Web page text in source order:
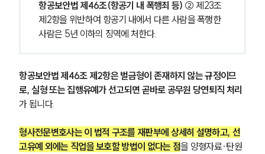
항공보안법 제46조(항공기 내 폭행죄 등) ② 제23조
제2항을 위반하여 항공기 내에서 다른 사람을 폭행한
사람은 5년 이하의 징역에 처한다.
항공보안법 제46조 제2항은 벌금형이 존재하지 않는 규정이므
로, 실형 또는 집행유예가 선고되면 곧바로 공무원 당연퇴직 처리
가됩니다.
형사전문변호사는 이 법적 구조를 재판부에 상세히 설명하고, 선
고유예 외에는 직업을 보호할 방법이 없다는 점을 양형자료·탄원